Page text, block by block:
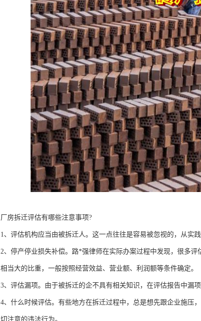
厂房拆迁评估有哪些注意事项?
1、评估机构应当由被拆迁人。这一点往往是容易被忽视的，从实
2、停产停业损失补偿。路*强律师在实际办案过程中发现，很多
相当大的比重，一般按照经营效益、营业额、利润额等条件确定。
3、评估漏项。由于被拆迁的企不具有相关知识，在评估报告中漏
4、什么时候评估。有些地方在拆迁过程中，总是想先跟企业施压
切注意的违法行为。